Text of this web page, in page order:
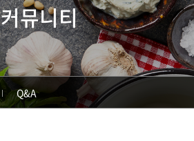
커뮤니티
Q&A